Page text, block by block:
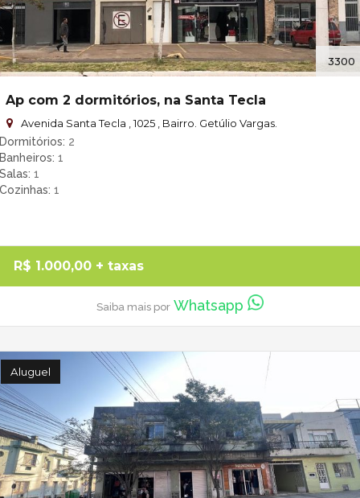
3300
Ap com 2 dormitórios, na Santa Tecla
Avenida Santa Tecla , 1025 , Bairro. Getúlio Vargas.
Dormitórios 2
Banheiros 1
Salas 1
Cozinhas 1
R$ 1.000,00 + taxas
Saiba mais por Whatsapp
Aluguel